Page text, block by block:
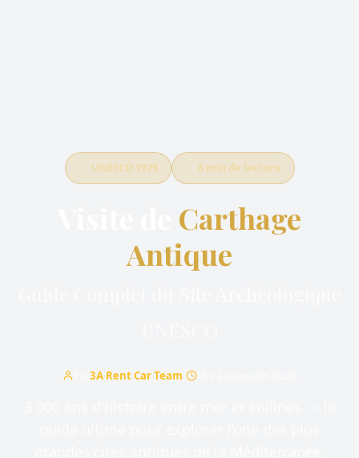
UNESCO 1979 8 min de lecture
Carthage
Antique
3A Rent Car Team Mis à jour